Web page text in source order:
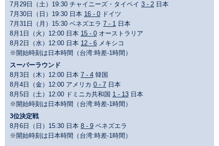
7月29日（土）19:30 チャイニーズ・タイペイ 3 - 2 日本
7月30日（日）19:30 日本 16 - 0 ドイツ
7月31日（月）15:30 ベネズエラ 7 - 1 日本
8月1日（火）12:00 日本 15 - 0 オーストラリア
8月2日（水）12:00 日本 12 - 6 メキシコ
※開始時刻は日本時間（台湾:時差-1時間）
スーパーラウンド
8月3日（木）12:00 日本 7 - 4 韓国
8月4日（金）12:00 アメリカ 0 - 7 日本
8月5日（土）12:00 ドミニカ共和国 1 - 13 日本
※開始時刻は日本時間（台湾:時差-1時間）
3位決定戦
8月6日（日）15:30 日本 8 - 9 ベネズエラ
※開始時刻は日本時間（台湾:時差-1時間）